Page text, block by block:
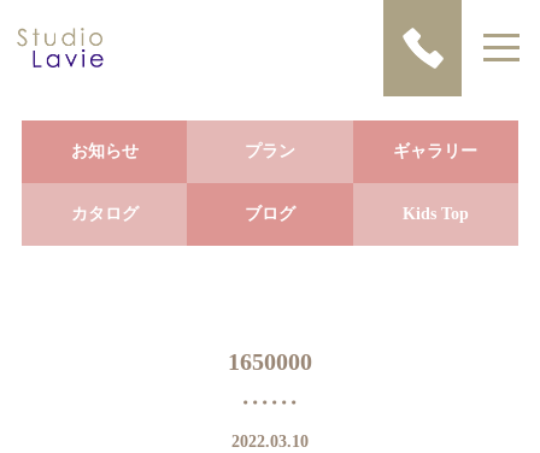
お知らせ プラン ギャラリー
カタログ ブログ Kids Top
1650000
2022.03.10